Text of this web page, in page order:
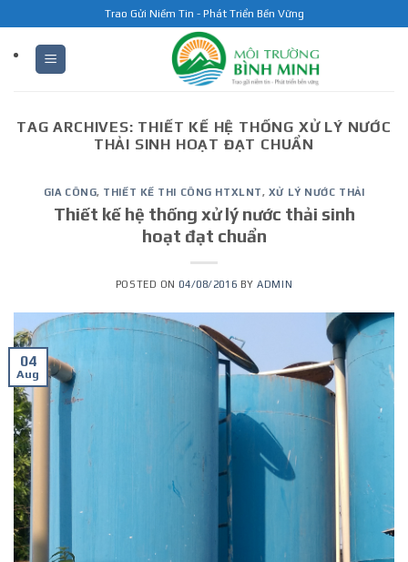
to
content
Trao Gửi Niềm Tin - Phát Triển Bền Vững
TAG ARCHIVES: THIẾT KẾ HỆ THỐNG XỬ LÝ NƯỚC
THẢI SINH HOẠT ĐẠT CHUẨN
GIA CÔNG, THIẾT KẾ THI CÔNG HTXLNT, XỬ LÝ NƯỚC THẢI
Thiết kế hệ thống xử lý nước thải sinh
hoạt đạt chuẩn
POSTED ON 04/08/2016 BYADMIN
04
Aug